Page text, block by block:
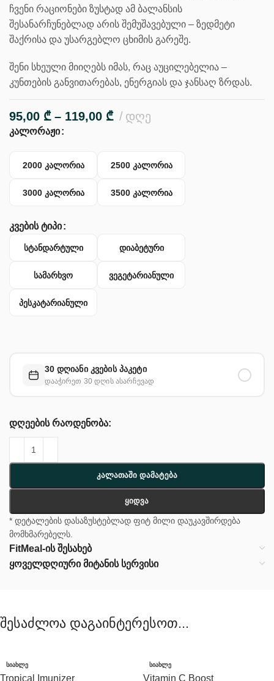
ჩვენი რაციონები ზუსტად ამ ბალანსის
შესანარჩუნებლად არის შემუშავებული – ზედმეტი
შაქრისა და უსარგებლო ცხიმის გარეშე.
შენი სხეული მიიღებს იმას, რაც აუცილებელია –
კუნთების განვითარებას, ენერგიას და ჯანსაღ ზრდას.
95,00 ₾ – 119,00 ₾ დღე
კალორაჟი
2000 კალორია 2500 კალორია
3000 კალორია 3500 კალორია
კვების ტიპი
სტანდარტული დიაბეტური
სამარხვო ვეგეტარიანული
პესკატარიანული
30 დღიანი კვების პაკეტი
დააჭირეთ 30 დღის ასარჩევად
დღეების რაოდენობა:
Კალათაში Დამატება
Ყიდვა
* დეტალების დასაზუსტებლად ფიტ მილი დაუკავშირდება
მომხმარებელს.
FitMeal-ის შესახებ
ყოველდღიური მიტანის სერვისი
შესაძლოა დაგაინტერესოთ...
ᲡᲘᲐᲮᲚᲔ
Tropical Imunizer
ᲡᲘᲐᲮᲚᲔ
Vitamin C Boost